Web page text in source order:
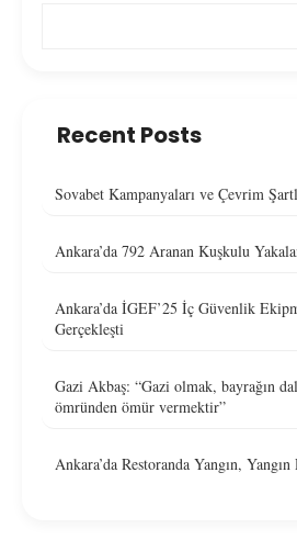
Recent Posts
Sovabet Kampanyaları ve Çevrim
Ankara’da 792 Aranan Kuşkulu
Ankara’da İGEF’25 İç Güvenlik
Gerçekleşti
Gazi Akbaş: “Gazi olmak, bayrağın
ömründen ömür vermektir”
Ankara’da Restoranda Yangın,